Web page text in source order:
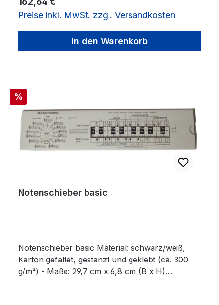
92 x 64 cm
Preise inkl. MwSt. zzgl. Versandkosten
In den Warenkorb
Rabatt
%
Notenschieber basic
Notenschieber basic Material: schwarz/weiß,
Karton gefaltet, gestanzt und geklebt (ca. 300
g/m²) - Maße: 29,7 cm x 6,8 cm (B x H)